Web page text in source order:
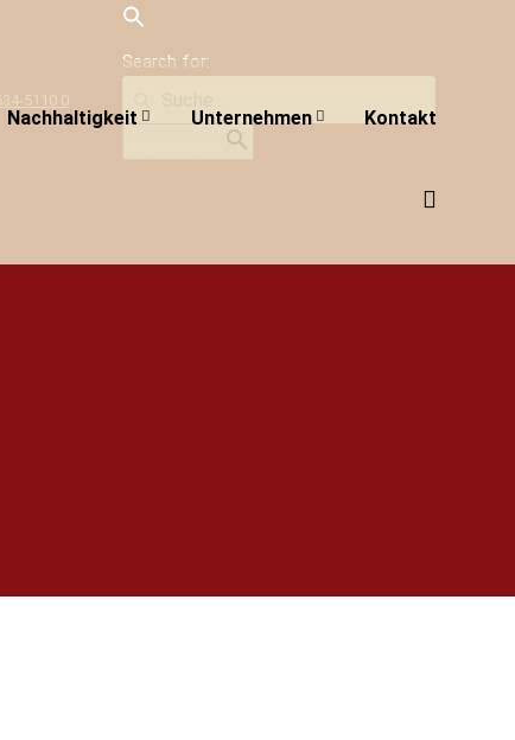
5110 0
Search for:
Nachhaltigkeit Unternehmen Kontakt